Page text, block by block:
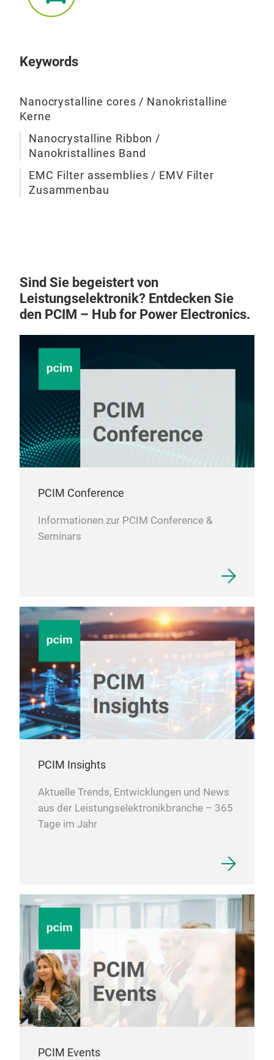
Keywords
Nanocrystalline cores / Nanokristalline
Kerne
Nanocrystalline Ribbon /
Nanokristallines Band
EMC Filter assemblies / EMV Filter
Zusammenbau
Sind Sie begeistert von
Leistungselektronik? Entdecken Sie
den PCIM – Hub for Power Electronics.
PCIM Conference
Informationen zur PCIM Conference &
Seminars
PCIM Insights
Aktuelle Trends, Entwicklungen und News
aus der Leistungselektronikbranche – 365
Tage im Jahr
PCIM Events